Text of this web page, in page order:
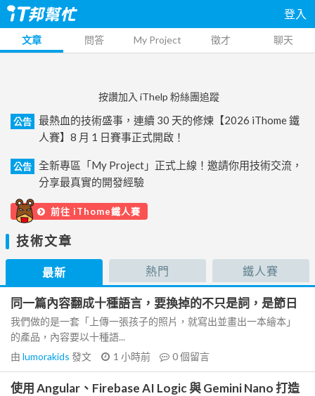
登入
文章 問答 My Project 徵才 聊天
按讚加入 iThelp 粉絲團追蹤
公告
最熱血的技術盛事，連續 30 天的修煉【2026 iThome 鐵
人賽】8 月 1 日賽事正式開啟！
公告
全新專區「My Project」正式上線！邀請你用技術交流，
分享最真實的開發經驗
前往 iThome鐵人賽
技術文章
最新 熱門 鐵人賽
同一篇內容翻成十種語言，要換掉的不只是詞，是節日
我們做的是一套「上傳一張孩子的照片，就寫出並畫出一本繪本」
的產品，內容要以十種語...
由 lumorakids 發文 1 小時前 0個留言
使用 Angular、Firebase AI Logic 與 Gemini Nano 打造